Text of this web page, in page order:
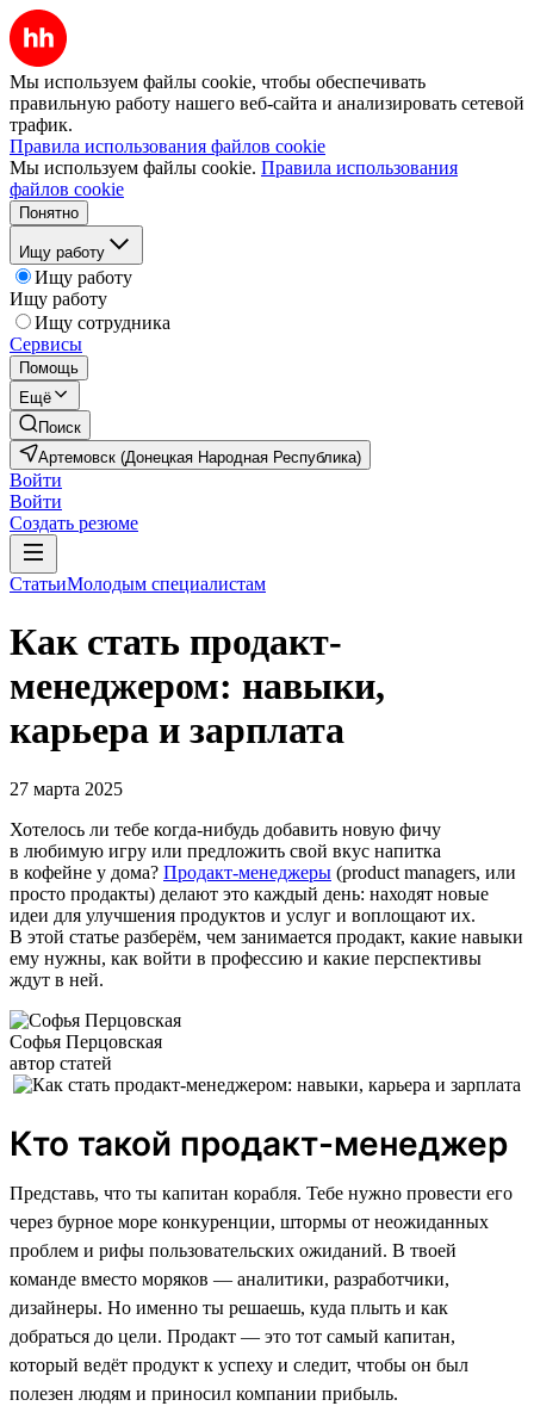
Мы используем файлы cookie, чтобы обеспечивать
правильную работу нашего веб-сайта и анализировать сетевой
трафик.
Правила использования файлов cookie
Мы используем файлы cookie. Правила использования
файлов cookie
Понятно
Ищу работу
Ищу работу
Ищу работу
Ищу сотрудника
Сервисы
Помощь
Ещё
Поиск
Артемовск (Донецкая Народная Республика)
Войти
Войти
Создать резюме
СтатьиМолодым специалистам
Как стать продакт-
менеджером: навыки,
карьера и зарплата
27 марта 2025
Хотелось ли тебе когда-нибудь добавить новую фичу
в любимую игру или предложить свой вкус напитка
в кофейне у дома? Продакт-менеджеры (product managers, или
просто продакты) делают это каждый день: находят новые
идеи для улучшения продуктов и услуг и воплощают их.
В этой статье разберём, чем занимается продакт, какие навыки
ему нужны, как войти в профессию и какие перспективы
ждут в ней.
Софья Перцовская
автор статей
Кто такой продакт-менеджер
Представь, что ты капитан корабля. Тебе нужно провести его
через бурное море конкуренции, штормы от неожиданных
проблем и рифы пользовательских ожиданий. В твоей
команде вместо моряков — аналитики, разработчики,
дизайнеры. Но именно ты решаешь, куда плыть и как
добраться до цели. Продакт — это тот самый капитан,
который ведёт продукт к успеху и следит, чтобы он был
полезен людям и приносил компании прибыль.